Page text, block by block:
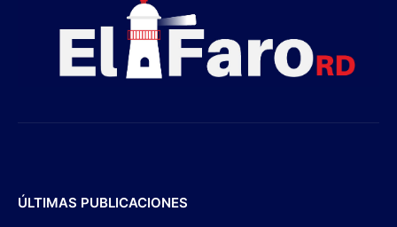
ÚLTIMAS PUBLICACIONES